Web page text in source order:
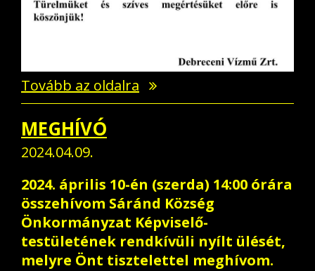
Tovább az oldalra
MEGHÍVÓ
2024.04.09.
2024. április 10-én (szerda) 14:00 órára
összehívom Sáránd Község
Önkormányzat Képviselő-
testületének rendkívüli nyílt ülését,
melyre Önt tisztelettel meghívom.